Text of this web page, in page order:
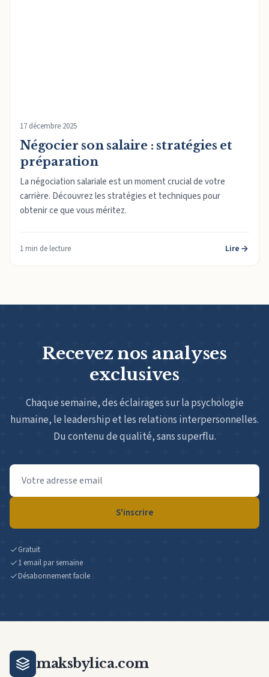
17 décembre 2025
Négocier son salaire : stratégies et
préparation
La négociation salariale est un moment crucial de votre
carrière. Découvrez les stratégies et techniques pour
obtenir ce que vous méritez.
1 min de lecture Lire
Recevez nos analyses
exclusives
Chaque semaine, des éclairages sur la psychologie
humaine, le leadership et les relations interpersonnelles.
Du contenu de qualité, sans superflu.
Adresse
email
S'inscrire
Gratuit
1 email par semaine
Désabonnement facile
maksbylica.com